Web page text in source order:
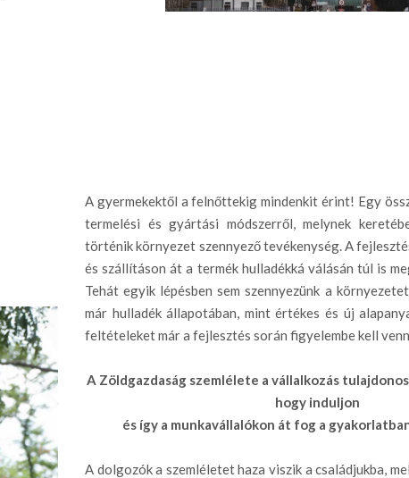
A gyermekektől a felnőttekig mindenkit érint! Egy
termelési és gyártási módszerről, melynek
történik környezet szennyező tevékenység. A
és szállításon át a termék hulladékká válásán túl is
Tehát egyik lépésben sem szennyezünk a
már hulladék állapotában, mint értékes és új
feltételeket már a fejlesztés során figyelembe kell
A Zöldgazdaság szemlélete a vállalkozás
hogy induljon
és így a munkavállalókon át fog a
A dolgozók a szemléletet haza viszik a családjukba,